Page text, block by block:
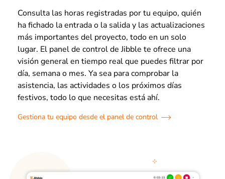
Consulta las horas registradas por tu equipo, quién
ha fichado la entrada o la salida y las actualizaciones
más importantes del proyecto, todo en un solo
lugar. El panel de control de Jibble te ofrece una
visión general en tiempo real que puedes filtrar por
día, semana o mes. Ya sea para comprobar la
asistencia, las actividades o los próximos días
festivos, todo lo que necesitas está ahí.
Gestiona tu equipo desde el panel de control